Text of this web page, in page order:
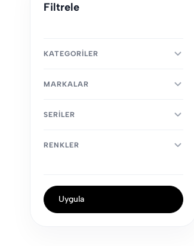
Filtrele
KATEGORILER
MARKALAR
SERILER
RENKLER
Uygula